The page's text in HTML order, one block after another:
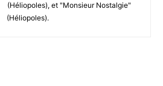
(Héliopoles), et "Monsieur Nostalgie"
(Héliopoles).